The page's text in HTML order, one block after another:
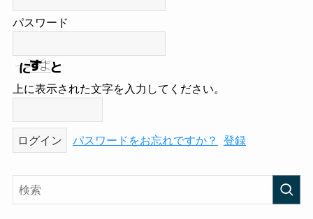
パスワード
上に表示された文字を入力してください。
パスワードをお忘れですか？ 登録